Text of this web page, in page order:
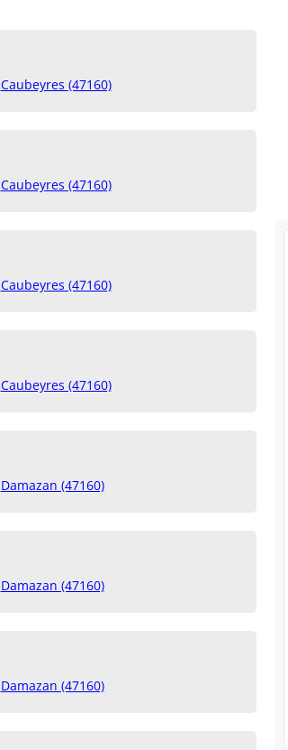
Caubeyres (47160)
Caubeyres (47160)
Caubeyres (47160)
Caubeyres (47160)
Damazan (47160)
Damazan (47160)
Damazan (47160)